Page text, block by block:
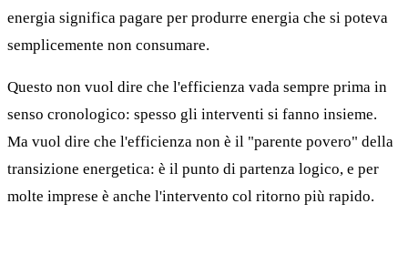
energia significa pagare per produrre energia che si poteva
semplicemente non consumare.
Questo non vuol dire che l'efficienza vada sempre prima in
senso cronologico: spesso gli interventi si fanno insieme.
Ma vuol dire che l'efficienza non è il "parente povero" della
transizione energetica: è il punto di partenza logico, e per
molte imprese è anche l'intervento col ritorno più rapido.